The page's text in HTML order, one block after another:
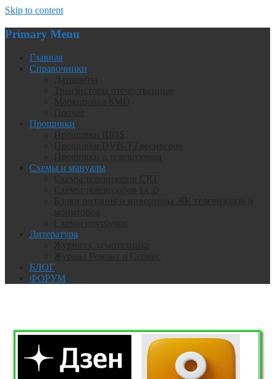
Skip to content
Primary Menu
Главная
Справочники
Прошивки
Схемы и мануалы
Литература
БЛОГ
ФОРУМ